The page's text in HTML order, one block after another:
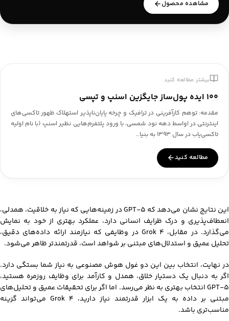
مشاهده محصول
بیشتر مطالعه کنید
۱۰۰ ایده پول‌ساز جایگزین اسنپ و تپسی
مقدمه: توهم کارآفرینی در ترافیک و چرخه پایان‌ناپذیر استهلاک ظهور تاکسی‌های
اینترنتی در اواسط دهه نود شمسی، با ورود پلتفرم‌هایی نظیر اسنپ (با نام اولیه
تاکسی‌یاب در سال ۱۳۹۳ به بنیا…
مطالعه کنید
این نتایج نشان می‌دهد که GPT-5 در زمینه‌هایی که نیاز به خلاقیت، همدلی،
انعطاف‌پذیری و درک ظرایف انسانی دارد، عملکرد بهتری از خود به نمایش
می‌گذارد. در مقابل، Grok 4 در وظایفی که نیازمند ارائه داده‌های دقیق،
تحلیل عمیق و استدلال‌های مبتنی بر شواهد است، قدرتمندتر ظاهر می‌شود.
در نهایت، انتخاب بین این دو غول هوش مصنوعی به نیاز شما بستگی دارد.
اگر به دنبال یک دستیار خلاق، همدل و کارآمد برای وظایف روزمره هستید،
GPT-5 انتخاب بهتری به نظر می‌رسد. اما اگر برای تحقیقات عمیق و تحلیل‌های
مبتنی بر داده به یک ابزار قدرتمند نیاز دارید، Grok 4 می‌تواند گزینه
مناسب‌تری باشد.